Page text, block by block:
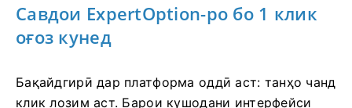
Савдои ExpertOption-ро бо 1 клик
оғоз кунед
Бақайдгирӣ дар платформа оддӣ аст: танҳо чанд
клик лозим аст. Барои кушодани интерфейси